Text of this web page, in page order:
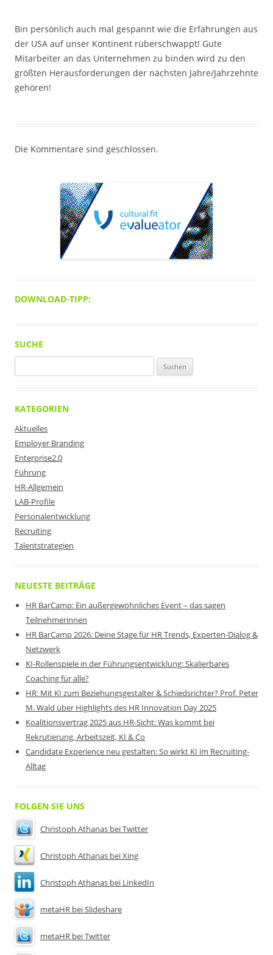
Bin persönlich auch mal gespannt wie die Erfahrungen aus
der USA auf unser Kontinent rüberschwappt! Gute
Mitarbeiter an das Unternehmen zu binden wird zu den
größten Herausforderungen der nächsten Jahre/Jahrzehnte
gehören!
Die Kommentare sind geschlossen.
DOWNLOAD-TIPP:
SUCHE
nach:
KATEGORIEN
Aktuelles
Employer Branding
Enterprise2.0
Führung
HR-Allgemein
LAB-Profile
Personalentwicklung
Recruiting
Talentstrategien
NEUESTE BEITRÄGE
HR BarCamp: Ein außergewöhnliches Event – das sagen
Teilnehmerinnen
HR BarCamp 2026: Deine Stage für HR Trends, Experten-Dialog &
Netzwerk
KI-Rollenspiele in der Führungsentwicklung: Skalierbares
Coaching für alle?
HR: Mit KI zum Beziehungsgestalter & Schiedsrichter? Prof. Peter
M. Wald über Highlights des HR Innovation Day 2025
Koalitionsvertrag 2025 aus HR-Sicht: Was kommt bei
Rekrutierung, Arbeitszeit, KI & Co
Candidate Experience neu gestalten: So wirkt KI im Recruiting-
Alltag
FOLGEN SIE UNS
Christoph Athanas bei Twitter
Christoph Athanas bei Xing
Christoph Athanas bei LinkedIn
metaHR bei Slideshare
metaHR bei Twitter